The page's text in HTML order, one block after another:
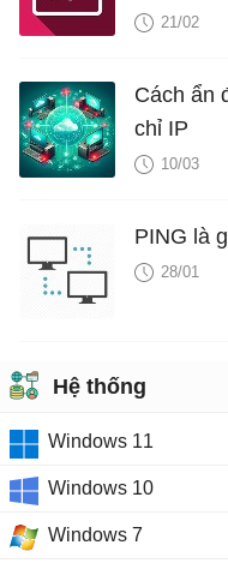
21/02
Cách ẩn
chỉ IP
10/03
PING là
28/01
Hệ thống
Windows 11
Windows 10
Windows 7